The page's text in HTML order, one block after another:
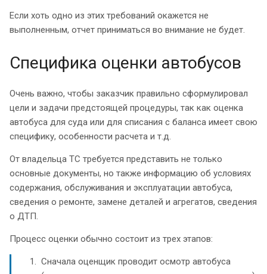
Если хоть одно из этих требований окажется не
выполненным, отчет приниматься во внимание не будет.
Специфика оценки автобусов
Очень важно, чтобы заказчик правильно сформулировал
цели и задачи предстоящей процедуры, так как оценка
автобуса для суда или для списания с баланса имеет свою
специфику, особенности расчета и т.д.
От владельца ТС требуется представить не только
основные документы, но также информацию об условиях
содержания, обслуживания и эксплуатации автобуса,
сведения о ремонте, замене деталей и агрегатов, сведения
о ДТП.
Процесс оценки обычно состоит из трех этапов:
Сначала оценщик проводит осмотр автобуса